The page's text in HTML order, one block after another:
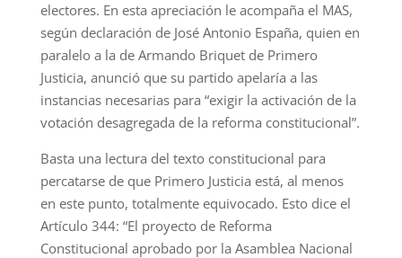
electores. En esta apreciación le acompaña el MAS,
según declaración de José Antonio España, quien en
paralelo a la de Armando Briquet de Primero
Justicia, anunció que su partido apelaría a las
instancias necesarias para “exigir la activación de la
votación desagregada de la reforma constitucional”.
Basta una lectura del texto constitucional para
percatarse de que Primero Justicia está, al menos
en este punto, totalmente equivocado. Esto dice el
Artículo 344: “El proyecto de Reforma
Constitucional aprobado por la Asamblea Nacional